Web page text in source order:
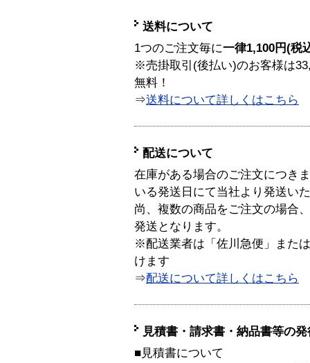
送料について
1つのご注文毎に一律1,100円(税
※売掛取引(後払い)のお客様は
無料！
⇒送料について詳しくはこちら
配送について
在庫がある場合のご注文につき
いる発送日にて当社より発送い
尚、複数の商品をご注文の場合
発送となります。
※配送業者は「佐川急便」また
けます
⇒配送について詳しくはこちら
見積書・請求書・納品書等の
■見積書について